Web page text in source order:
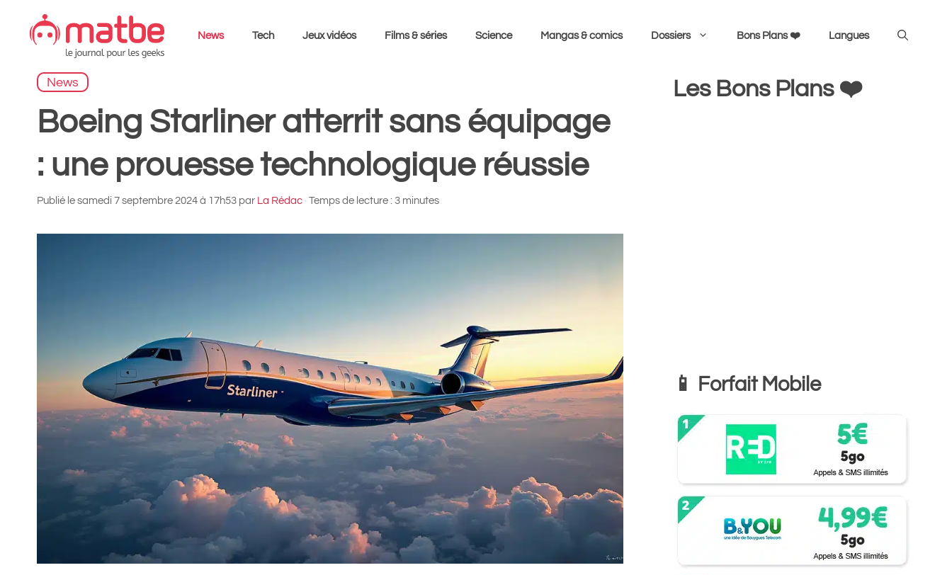
contenu
News Tech Jeux vidéos Films & séries Science Mangas & comics Dossiers Bons Plans ❤️ Langues
News
Boeing Starliner atterrit sans équipage
: une prouesse technologique réussie
Publié lesamedi 7 septembre 2024 à 17h53 par La Rédac · Temps de lecture : 3 minutes
Les Bons Plans ❤️
📱 Forfait Mobile